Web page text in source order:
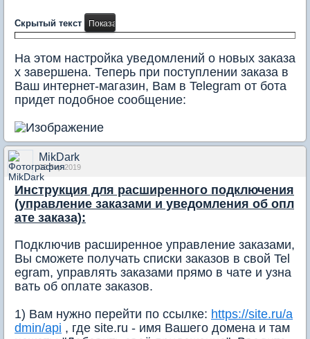
Скрытый текст
На этом настройка уведомлений о новых заказа
х завершена. Теперь при поступлении заказа в
Ваш интернет-магазин, Вам в Telegram от бота
придет подобное сообщение:
MikDark
02 Sep 2019
Инструкция для расширенного подключения
(управление заказами и уведомления об опл
ате заказа):
Подключив расширенное управление заказами,
Вы сможете получать списки заказов в свой Tel
egram, управлять заказами прямо в чате и узна
вать об оплате заказов.
1) Вам нужно перейти по ссылке: https://site.ru/a
dmin/api , где site.ru - имя Вашего домена и там